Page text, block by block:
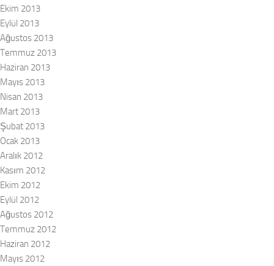
Ekim 2013
Eylül 2013
Ağustos 2013
Temmuz 2013
Haziran 2013
Mayıs 2013
Nisan 2013
Mart 2013
Şubat 2013
Ocak 2013
Aralık 2012
Kasım 2012
Ekim 2012
Eylül 2012
Ağustos 2012
Temmuz 2012
Haziran 2012
Mayıs 2012